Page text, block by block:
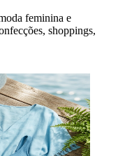
feminina e
shoppings,